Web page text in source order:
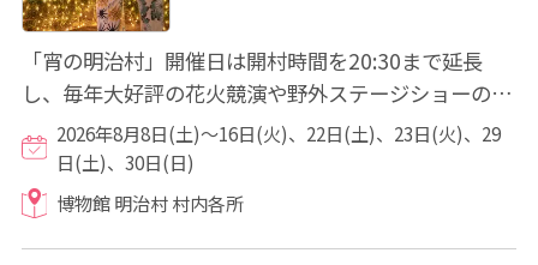
「宵の明治村」開催日は開村時間を20:30まで延長
し、毎年大好評の花火競演や野外ステージショーのほ
か、本年は体感型プロジェクションマッピング「...
2026年8月8日(土)～16日(火)、22日(土)、23日(火)、29
日(土)、30日(日)
博物館 明治村 村内各所